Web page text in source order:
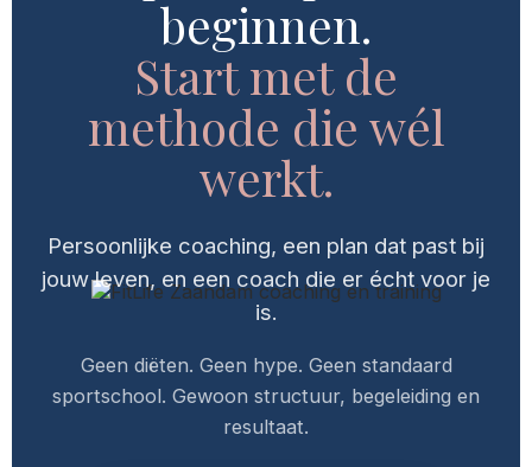
beginnen.
Start met de
methode die wél
werkt.
Persoonlijke coaching, een plan dat past bij
jouw leven, en een coach die er écht voor je
is.
Geen diëten. Geen hype. Geen standaard
sportschool. Gewoon structuur, begeleiding en
resultaat.